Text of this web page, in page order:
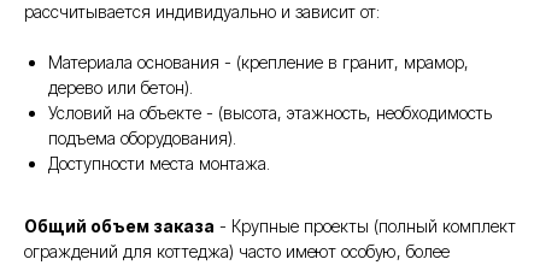
рассчитывается индивидуально и зависит от:
Материала основания - (крепление в гранит, мрамор,
дерево или бетон).
Условий на объекте - (высота, этажность, необходимость
подъема оборудования).
Доступности места монтажа.
Общий объем заказа - Крупные проекты (полный комплект
ограждений для коттеджа) часто имеют особую, более